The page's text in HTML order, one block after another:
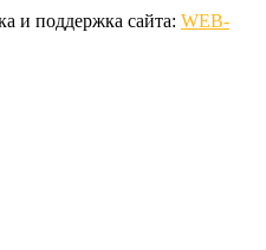
и поддержка сайта: WEB-